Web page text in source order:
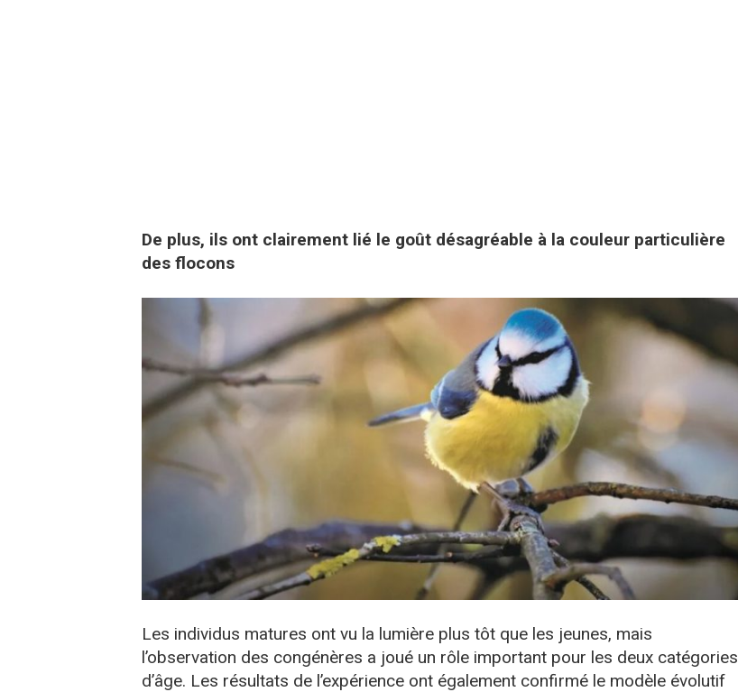
De plus, ils ont clairement lié le goût désagréable à la couleur particulière
des flocons
Les individus matures ont vu la lumière plus tôt que les jeunes, mais
l’observation des congénères a joué un rôle important pour les deux catégories
d’âge. Les résultats de l’expérience ont également confirmé le modèle évolutif